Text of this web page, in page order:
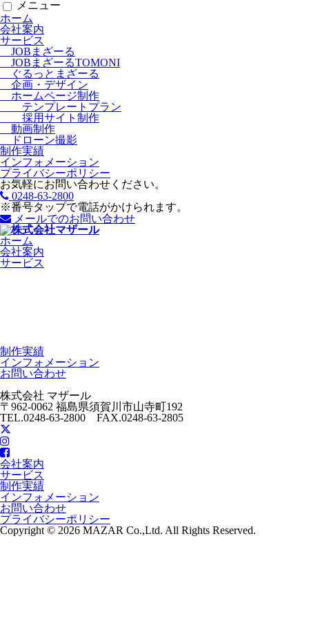
メニュー
ホーム
会社案内
サービス
JOBまざーる
JOBまざーるTOMONI
ぐるっとまざーる
企画・デザイン
ホームページ制作
テンプレートプラン
採用サイト制作
動画制作
ドローン撮影
制作実績
インフォメーション
プライバシーポリシー
お気軽にお問い合わせください。
0248-63-2800
※番号タップで電話がかけられます。
メールでのお問い合わせ
ホーム
会社案内
サービス
制作実績
インフォメーション
お問い合わせ
株式会社 マザール
〒962-0062 福島県須賀川市山寺町192
TEL.0248-63-2800 FAX.0248-63-2805
会社案内
サービス
制作実績
インフォメーション
お問い合わせ
プライバシーポリシー
Copyright © 2026 MAZAR Co.,Ltd. All Rights Reserved.